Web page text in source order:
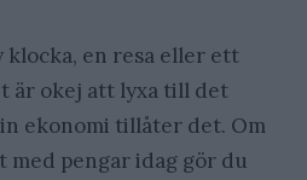
en resa eller ett
är okej att lyxa till det
ekonomi tillåter det. Om
pengar idag gör du